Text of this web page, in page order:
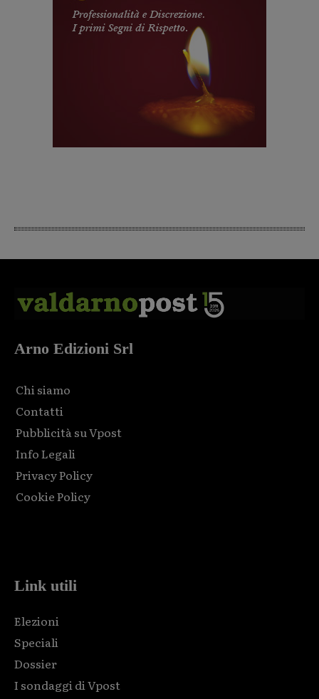
Arno Edizioni Srl
Chi siamo
Contatti
Pubblicità su Vpost
Info Legali
Privacy Policy
Cookie Policy
Link utili
Elezioni
Speciali
Dossier
I sondaggi di Vpost